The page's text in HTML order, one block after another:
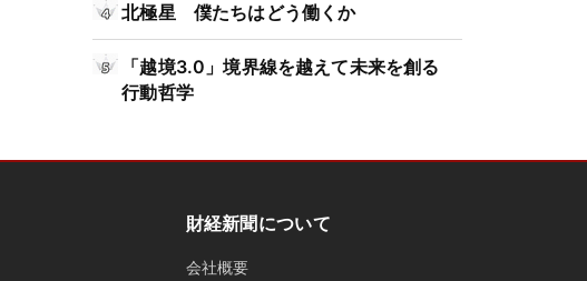
北極星 僕たちはどう働くか
「越境3.0」境界線を越えて未来を創る
行動哲学
財経新聞について
会社概要